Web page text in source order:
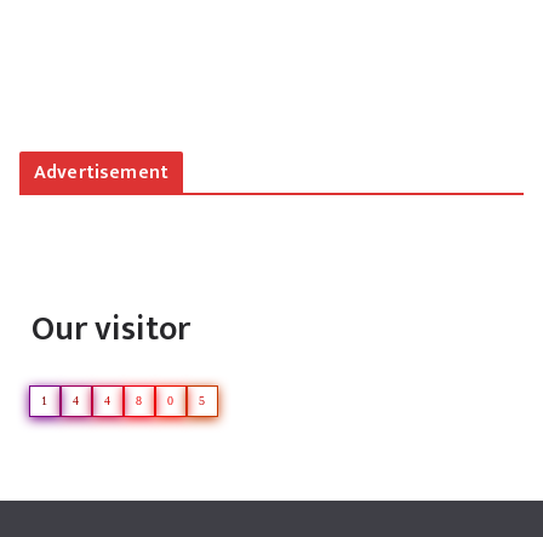
Advertisement
Our visitor
1 4 4 8 0 5